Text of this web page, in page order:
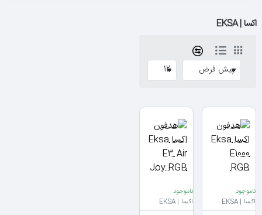
اکسا | EKSA
ناموجود
اکسا | EKSA
ناموجود
اکسا | EKSA